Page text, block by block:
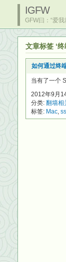
IGFW
GFW曰：“爱
文章标签 ‘终
如何通过终
当有了一个
2012年9月
分类: 翻墙相
标签: Mac,